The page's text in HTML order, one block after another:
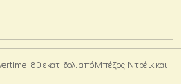
: 80 εκατ. δολ. από Μπέζος, Ντρέικ και